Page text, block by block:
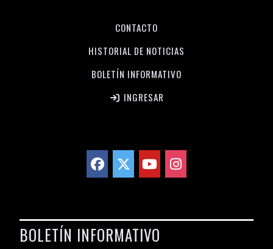
CONTACTO
HISTORIAL DE NOTICIAS
BOLETÍN INFORMATIVO
INGRESAR
BOLETÍN INFORMATIVO